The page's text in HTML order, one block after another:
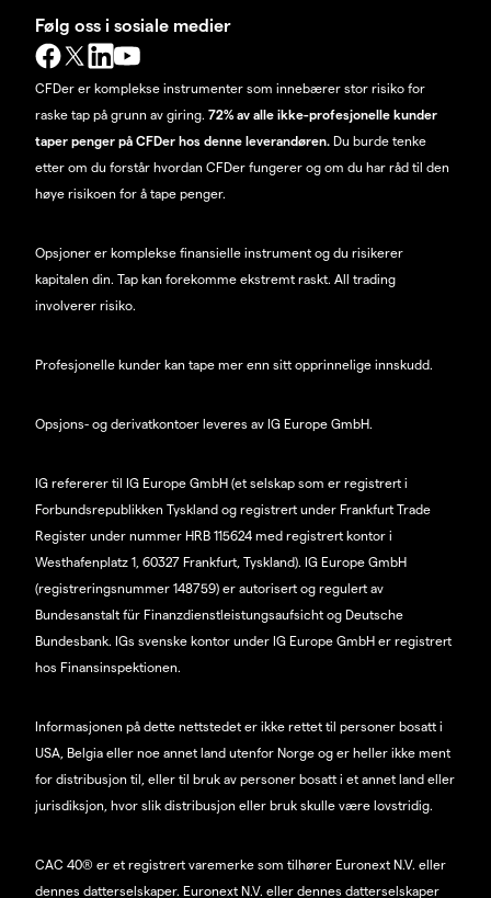
Følg oss i sosiale medier
CFDer er komplekse instrumenter som innebærer stor risiko for
raske tap på grunn av giring. 72% av alle ikke-profesjonelle kunder
taper penger på CFDer hos denne leverandøren. Du burde tenke
etter om du forstår hvordan CFDer fungerer og om du har råd til den
høye risikoen for å tape penger.
Opsjoner er komplekse finansielle instrument og du risikerer
kapitalen din. Tap kan forekomme ekstremt raskt. All trading
involverer risiko.
Profesjonelle kunder kan tape mer enn sitt opprinnelige innskudd.
Opsjons- og derivatkontoer leveres av IG Europe GmbH.
IG refererer til IG Europe GmbH (et selskap som er registrert i
Forbundsrepublikken Tyskland og registrert under Frankfurt Trade
Register under nummer HRB 115624 med registrert kontor i
Westhafenplatz 1, 60327 Frankfurt, Tyskland). IG Europe GmbH
(registreringsnummer 148759) er autorisert og regulert av
Bundesanstalt für Finanzdienstleistungsaufsicht og Deutsche
Bundesbank. IGs svenske kontor under IG Europe GmbH er registrert
hos Finansinspektionen.
Informasjonen på dette nettstedet er ikke rettet til personer bosatt i
USA, Belgia eller noe annet land utenfor Norge og er heller ikke ment
for distribusjon til, eller til bruk av personer bosatt i et annet land eller
jurisdiksjon, hvor slik distribusjon eller bruk skulle være lovstridig.
CAC 40® er et registrert varemerke som tilhører Euronext N.V. eller
dennes datterselskaper. Euronext N.V. eller dennes datterselskaper